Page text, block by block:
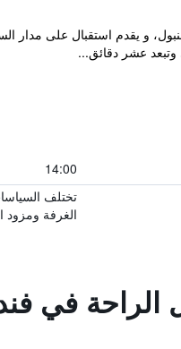
و يقدم استقبال على مدار
عشر دقائق...
14:00
تختلف
الغرفة ومزود
الراحة في